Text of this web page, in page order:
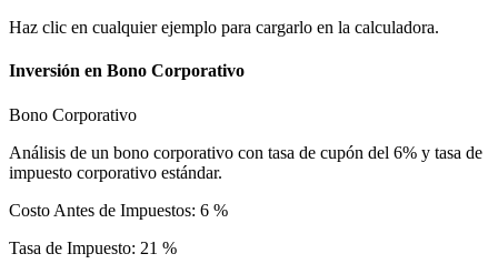
Haz clic en cualquier ejemplo para cargarlo en la calculadora.
Inversión en Bono Corporativo
Bono Corporativo
Análisis de un bono corporativo con tasa de cupón del 6% y tasa de
impuesto corporativo estándar.
Costo Antes de Impuestos: 6 %
Tasa de Impuesto: 21 %